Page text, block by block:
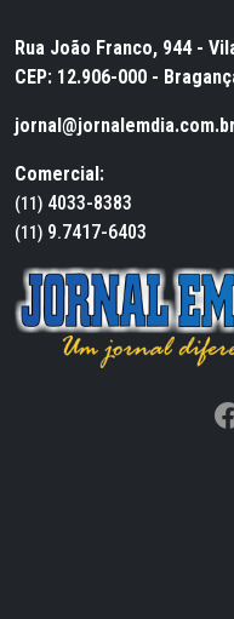
Rua João Franco, 944 -
CEP: 12.906-000 -
jornal@jornalemdia.com.br
Comercial:
(11) 4033-8383
(11) 9.7417-6403